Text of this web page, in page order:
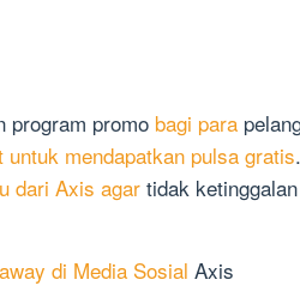
program promo bagi para
mendapatkan pulsa gratis
dari Axis agar tidak
di Media Sosial Axis